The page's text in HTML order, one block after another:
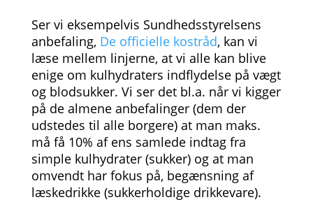
Ser vi eksempelvis Sundhedsstyrelsens
anbefaling, De officielle kostråd, kan vi
læse mellem linjerne, at vi alle kan blive
enige om kulhydraters indflydelse på vægt
og blodsukker. Vi ser det bl.a. når vi kigger
på de almene anbefalinger (dem der
udstedes til alle borgere) at man maks.
må få 10% af ens samlede indtag fra
simple kulhydrater (sukker) og at man
omvendt har fokus på, begænsning af
læskedrikke (sukkerholdige drikkevare).